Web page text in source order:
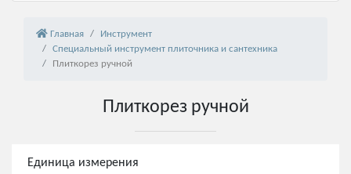
Главная
Инструмент
Специальный инструмент плиточника и сантехника
Плиткорез ручной
Плиткорез ручной
Единица измерения